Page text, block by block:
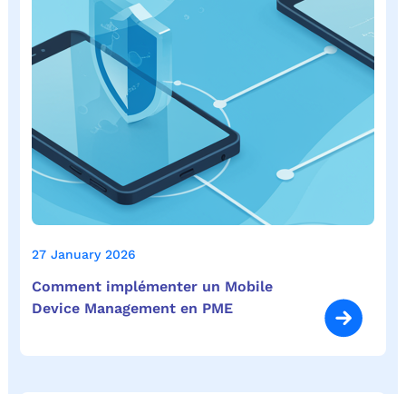
27 January 2026
Comment implémenter un Mobile
Device Management en PME